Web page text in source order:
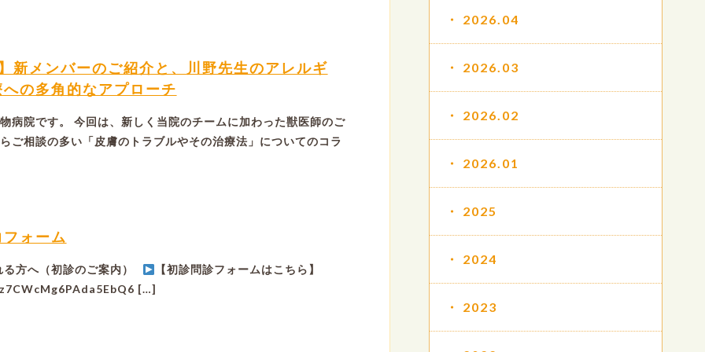
新メンバーのご紹介と、川野先生のアレルギ
の多角的なアプローチ
病院です。 今回は、新しく当院のチームに加わった獣医師のご
ご相談の多い「皮膚のトラブルやその治療法」についてのコラ
ォーム
方へ（初診のご案内）
【初診問診フォームはこちら】
[…]
2026.04
2026.03
2026.02
2026.01
2025
2024
2023